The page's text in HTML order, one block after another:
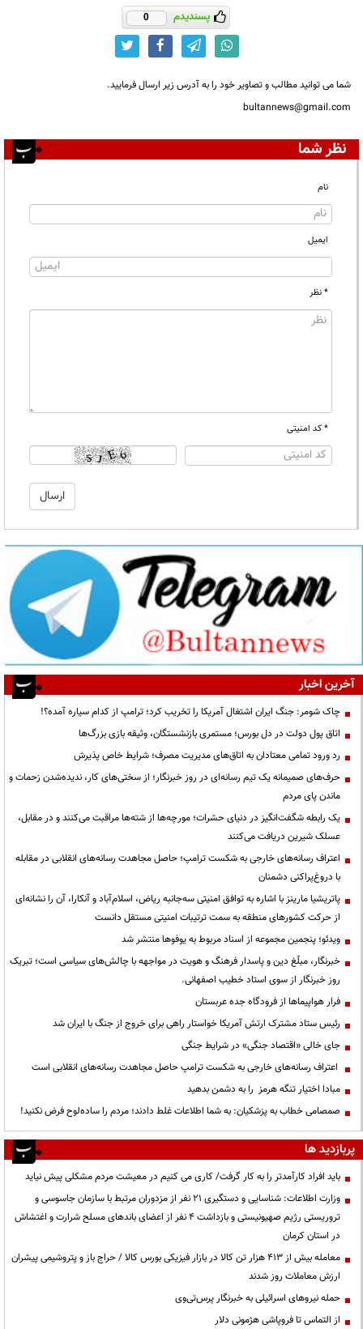
پسندیدم 0
شما می توانید مطالب و تصاویر خود را به آدرس زیر ارسال فرمایید.
bultannews@gmail.com
نظر شما
نام
ایمیل
* نظر
* کد امنیتی
آخرین اخبار
چاک شومر: جنگ ایران اشتغال آمریکا را تخریب کرد؛ ترامپ از کدام سیاره آمده؟!
اتاق پول دولت در دل بورس؛ مستمری بازنشستگان، وثیقه بازی بزرگ‌ها
رد ورود تمامی معتادان به اتاق‌های مدیریت مصرف؛ شرایط خاص پذیرش
حرف‌های صمیمانه یک تیم رسانه‌ای در روز خبرنگار؛ از سختی‌های کار، ندیده‌شدن زحمات و
ماندن پای مردم
یک رابطه شگفت‌انگیز در دنیای حشرات؛ مورچه‌ها از شته‌ها مراقبت می‌کنند و در مقابل،
عسلک شیرین دریافت می‌کنند
اعتراف رسانه‌های خارجی به شکست ترامپ؛ حاصل مجاهدت رسانه‌های انقلابی در مقابله
با دروغ‌پراکنی دشمنان
پاتریشیا مارینز با اشاره به توافق امنیتی سه‌جانبه ریاض، اسلام‌آباد و آنکارا، آن را نشانه‌ای
از حرکت کشورهای منطقه به سمت ترتیبات امنیتی مستقل دانست
ویدئو؛ پنجمین مجموعه از اسناد مربوط به یوفوها منتشر شد
خبرنگار، مبلّغ دین و پاسدار فرهنگ و هویت در مواجهه با چالش‌های سیاسی است؛ تبریک
روز خبرنگار از سوی استاد خطیب اصفهانی.
فرار هواپیماها از فرودگاه جده عربستان
رئیس ستاد مشترک ارتش آمریکا خواستار راهی برای خروج از جنگ با ایران شد
جای خالی «اقتصاد جنگی» در شرایط جنگی
اعتراف رسانه‌های خارجی به شکست ترامپ حاصل مجاهدت رسانه‌های انقلابی است
مبادا اختیار تنگه هرمز را به دشمن بدهید
صمصامی خطاب به پزشکیان: به شما اطلاعات غلط دادند؛ مردم را ساده‌لوح فرض نکنید!
پربازدید ها
باید افراد کارآمدتر را به کار گرفت/ کاری می کنیم در معیشت مردم مشکلی پیش نیاید
وزارت اطلاعات: شناسایی و دستگیری ۲۱ نفر از مزدوران مرتبط با سازمان جاسوسی و
تروریستی رژیم صهیونیستی و بازداشت ۴ نفر از اعضای باندهای مسلح شرارت و اغتشاش
در استان کرمان
معامله بیش از ۴۱۳ هزار تن کالا در بازار فیزیکی بورس کالا / حراج باز و پتروشیمی پیشران
ارزش معاملات روز شدند
حمله نیروهای اسرائیلی به خبرنگار پرس‌تی‌وی
از التماس تا فروپاشی هژمونی دلار